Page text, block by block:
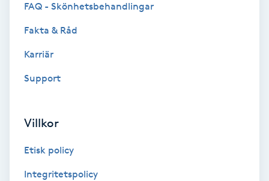
Fransfärgning
FAQ - Skönhetsbehandlingar
Fakta & Råd
Karriär
Support
Villkor
Etisk policy
Integritetspolicy